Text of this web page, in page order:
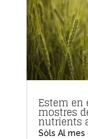
Estem en
mostres
nutrients
Sòls Al mes